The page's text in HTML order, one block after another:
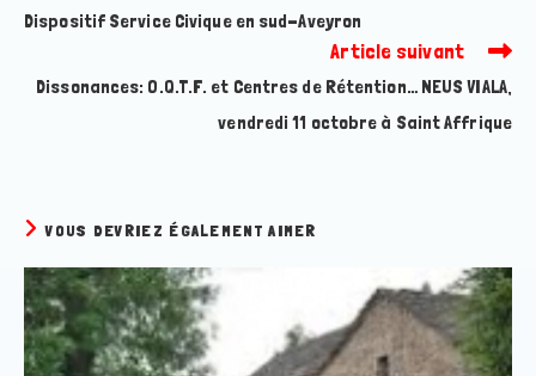
articles
Dispositif Service Civique en sud-Aveyron
Article suivant
Dissonances: O.Q.T.F. et Centres de Rétention… NEUS VIALA,
vendredi 11 octobre à Saint Affrique
VOUS DEVRIEZ ÉGALEMENT AIMER